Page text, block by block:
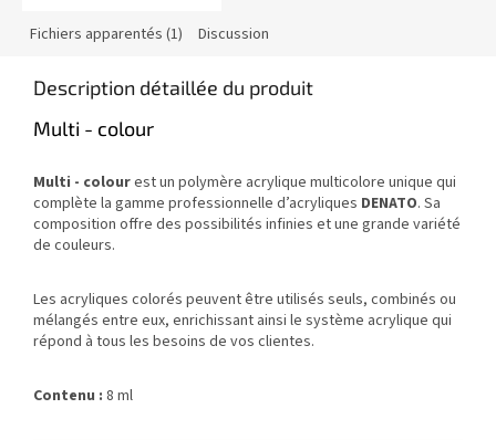
Fichiers apparentés (1) Discussion
Description détaillée du produit
Multi - colour
Multi - colourest un polymère acrylique multicolore unique qui
complète la gamme professionnelle d’acryliques DENATO. Sa
composition offre des possibilités infinies et une grande variété
de couleurs.
Les acryliques colorés peuvent être utilisés seuls, combinés ou
mélangés entre eux, enrichissant ainsi le système acrylique qui
répond à tous les besoins de vos clientes.
Contenu : 8 ml